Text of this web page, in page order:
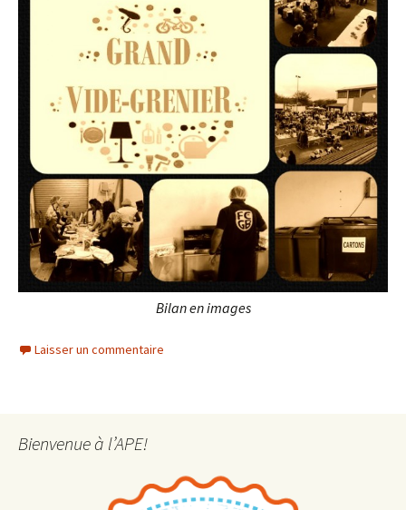
Bilan en images
Laisser un commentaire
Bienvenue à l’APE!